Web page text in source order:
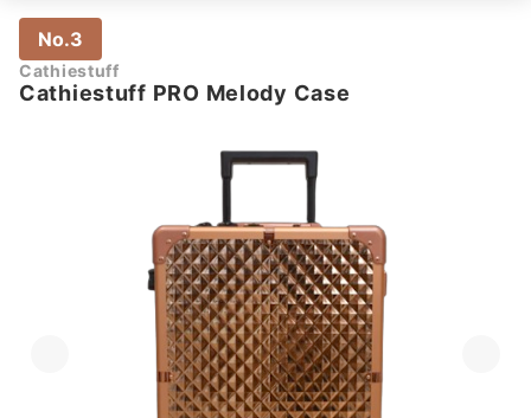
No.3
Cathiestuff
Cathiestuff PRO Melody Case